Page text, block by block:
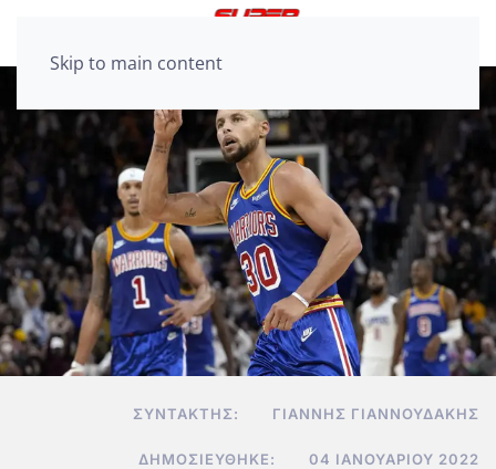
Skip to main content
ΣΥΝΤΆΚΤΗΣ: ΓΙΆΝΝΗΣ ΓΙΑΝΝΟΥΔΆΚΗΣ
ΔΗΜΟΣΙΕΎΘΗΚΕ: 04 ΙΑΝΟΥΑΡΊΟΥ 2022